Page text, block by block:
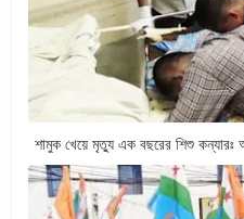
শামুক খেয়ে মৃত্যু এক বছরের শিশু কন্যারঃ